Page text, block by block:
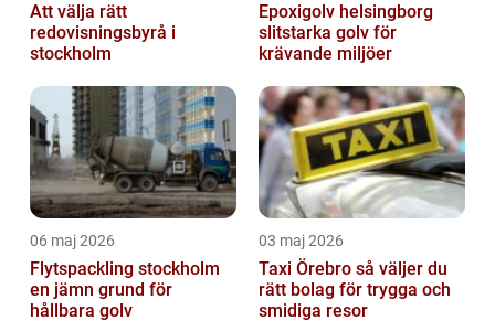
Att välja rätt
redovisningsbyrå i
stockholm
Epoxigolv helsingborg
slitstarka golv för
krävande miljöer
06 maj 2026
Flytspackling stockholm
en jämn grund för
hållbara golv
03 maj 2026
Taxi Örebro så väljer du
rätt bolag för trygga och
smidiga resor